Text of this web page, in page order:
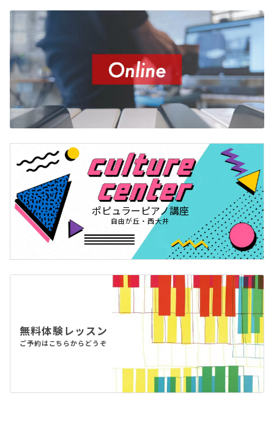
ポピュラーピアノ講座
自由が丘・西大井
無料体験レッスン
ご予約はこちらからどうぞ